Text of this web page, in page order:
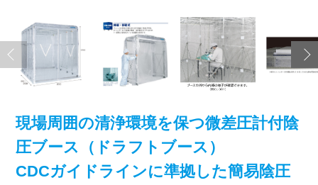
現場周囲の清浄環境を保つ微差圧計付陰
圧ブース（ドラフトブース）
CDCガイドラインに準拠した簡易陰圧